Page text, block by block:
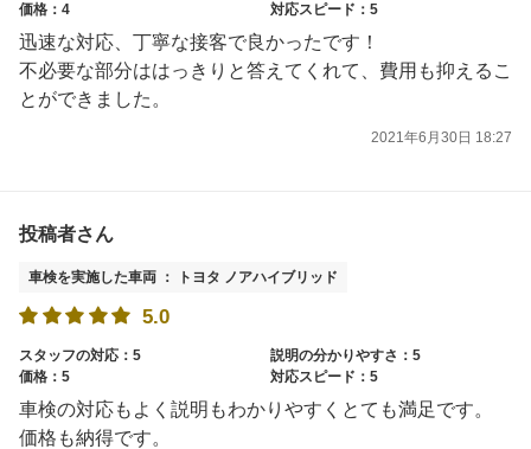
価格：4
対応スピード：5
迅速な対応、丁寧な接客で良かったです！
不必要な部分ははっきりと答えてくれて、費用も抑えるこ
とができました。
2021年6月30日 18:27
投稿者さん
車検を実施した車両 ： トヨタ ノアハイブリッド
5.0
スタッフの対応：5
説明の分かりやすさ：5
価格：5
対応スピード：5
車検の対応もよく説明もわかりやすくとても満足です。
価格も納得です。